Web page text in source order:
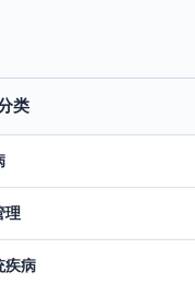
类
理
疾病